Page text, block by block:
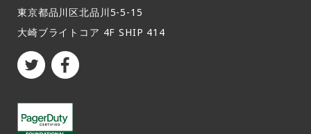
東京都品川区北品川5-5-15​
大崎ブライトコア 4F SHIP 414